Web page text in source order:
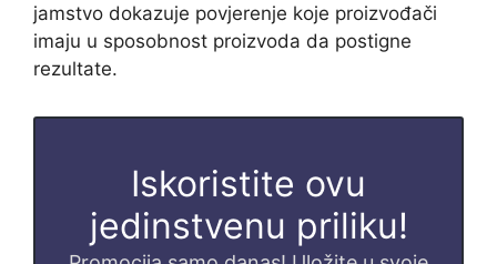
jamstvo dokazuje povjerenje koje proizvođači
imaju u sposobnost proizvoda da postigne
rezultate.
Iskoristite ovu
jedinstvenu priliku!